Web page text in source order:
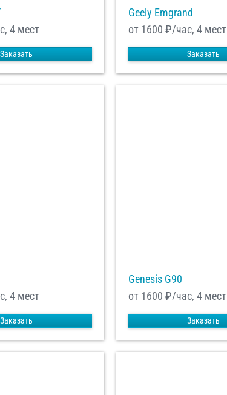
4 мест
Заказать
Geely Emgrand
от 1600 ₽/час, 4 мест
Заказать
4 мест
Заказать
Genesis G90
от 1600 ₽/час, 4 мест
Заказать